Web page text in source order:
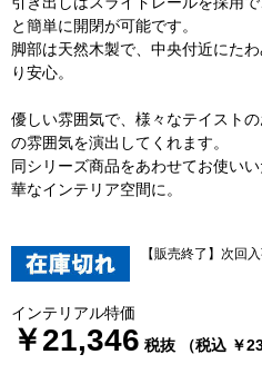
と簡単に開閉が可能です。
脚部は天然木製で、中央付近にた
り安心。
優しい雰囲気で、様々なテイスト
の雰囲気を演出してくれます。
同シリーズ商品をあわせてお使い
華なインテリア空間に。
【販売終了】次回
インテリアル特価
￥21,346 税抜 （税込 ￥